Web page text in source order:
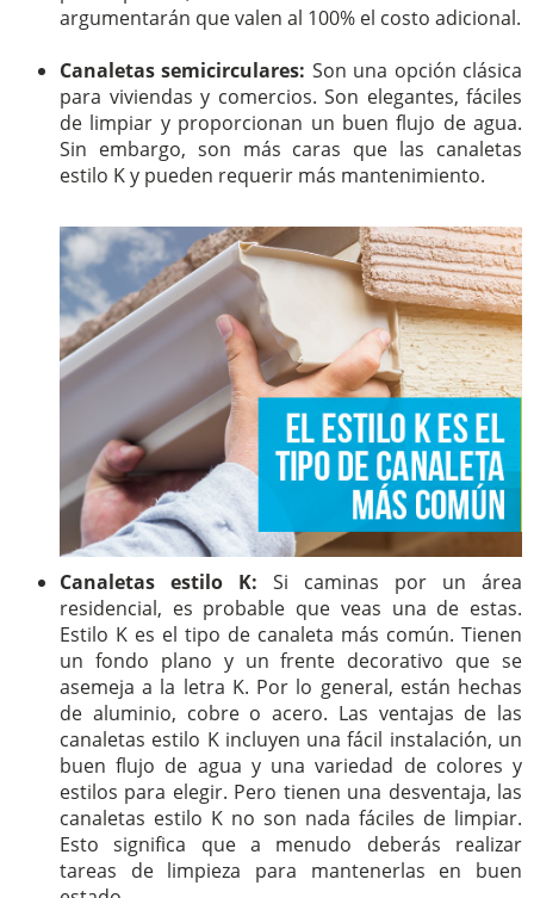
argumentarán que valen al 100% el costo adicional.
Canaletas semicirculares: Son una opción clásica
para viviendas y comercios. Son elegantes, fáciles
de limpiar y proporcionan un buen flujo de agua.
Sin embargo, son más caras que las canaletas
estilo K y pueden requerir más mantenimiento.
Canaletas estilo K: Si caminas por un área
residencial, es probable que veas una de estas.
Estilo K es el tipo de canaleta más común. Tienen
un fondo plano y un frente decorativo que se
asemeja a la letra K. Por lo general, están hechas
de aluminio, cobre o acero. Las ventajas de las
canaletas estilo K incluyen una fácil instalación, un
buen flujo de agua y una variedad de colores y
estilos para elegir. Pero tienen una desventaja, las
canaletas estilo K no son nada fáciles de limpiar.
Esto significa que a menudo deberás realizar
tareas de limpieza para mantenerlas en buen